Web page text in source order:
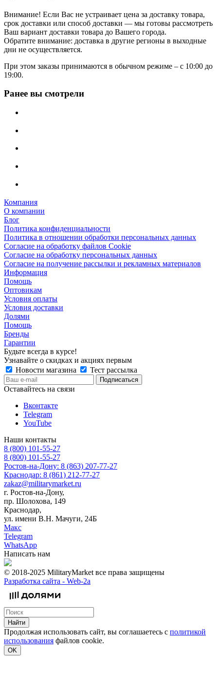
Внимание! Если Вас не устраивает цена за доставку товара,
срок доставки или способ доставки — мы готовы рассмотреть
Ваш вариант доставки товара до Вашего города.
Обратите внимание: доставка в другие регионы в выходные
дни не осуществляется.
При этом заказы принимаются в обычном режиме – с 10:00 до
19:00.
Ранее вы смотрели
Компания
О компании
Блог
Политика конфиденциальности
Политика в отношении обработки персональных данных
Согласие на обработку файлов Cookie
Согласие на обработку персональных данных
Согласие на получение рассылки и рекламных материалов
Информация
Помощь
Оптовикам
Условия оплаты
Условия доставки
Долями
Помощь
Бренды
Гарантии
Будьте всегда в курсе!
Узнавайте о скидках и акциях первым
Новости магазина
Тест рассылка
Оставайтесь на связи
Вконтакте
Telegram
YouTube
Наши контакты
8 (800) 101-55-27
8 (800) 101-55-27
Ростов-на-Дону: 8 (863) 207-77-27
Краснодар: 8 (861) 212-77-27
zakaz@militarymarket.ru
г. Ростов-на-Дону,
пр. Шолохова, 149
Краснодар,
ул. имени В.Н. Мачуги, 24Б
Макс
Telegram
WhatsApp
Написать нам
© 2018-2025 MilitaryMarket все права защищены
Разработка сайта - Web-2a
Найти
Продолжая использовать сайт, вы соглашаетесь с политикой
использования файлов cookie.
OK